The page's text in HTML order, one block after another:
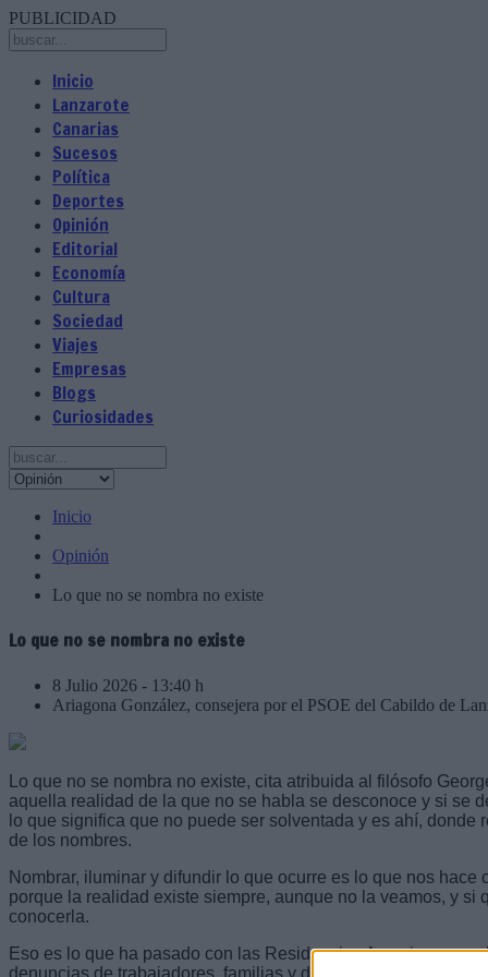
PUBLICIDAD
Inicio
Lanzarote
Canarias
Sucesos
Política
Deportes
Opinión
Editorial
Economía
Cultura
Sociedad
Viajes
Empresas
Blogs
Curiosidades
Inicio
Opinión
Lo que no se nombra no existe
Lo que no se nombra no existe
8 Julio 2026 - 13:40 h
Ariagona González, consejera por el PSOE del Cabildo de
Lo que no se nombra no existe, cita atribuida al filósofo
aquella realidad de la que no se habla se desconoce y si se
lo que significa que no puede ser solventada y es ahí, donde
de los nombres.
Nombrar, iluminar y difundir lo que ocurre es lo que nos hace
porque la realidad existe siempre, aunque no la veamos, y si
conocerla.
Eso es lo que ha pasado con las Residencias Amavir, una
denuncias de trabajadores, familias y del Partido Socialista